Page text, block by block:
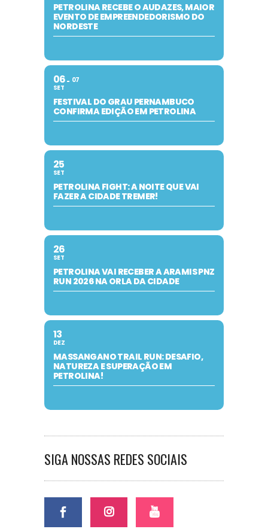
PETROLINA RECEBE O AUDAZES, MAIOR
EVENTO DE EMPREENDEDORISMO DO
NORDESTE
06
SET
07
FESTIVAL DO GRAU PERNAMBUCO
CONFIRMA EDIÇÃO EM PETROLINA
25
SET
PETROLINA FIGHT: A NOITE QUE VAI
FAZER A CIDADE TREMER!
26
SET
PETROLINA VAI RECEBER A ARAMIS PNZ
RUN 2026 NA ORLA DA CIDADE
13
DEZ
MASSANGANO TRAIL RUN: DESAFIO,
NATUREZA E SUPERAÇÃO EM
PETROLINA!
SIGA NOSSAS REDES SOCIAIS